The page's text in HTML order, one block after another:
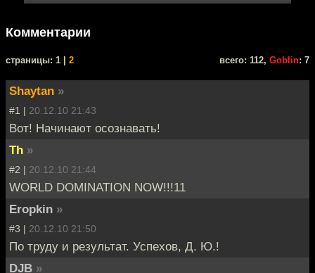
Комментарии
cтраницы: 1 | 2 всего: 112, Goblin: 7
Shaytan »
#1 | 20.12.10 21:43
Вот! Начинают осознавать!
Th »
#2 | 20.12.10 21:44
WORLD DOMINATION NOW!!!11
Eropkin »
#3 | 20.12.10 21:50
По труду и результат. Успехов, Д. Ю.!
DJB »